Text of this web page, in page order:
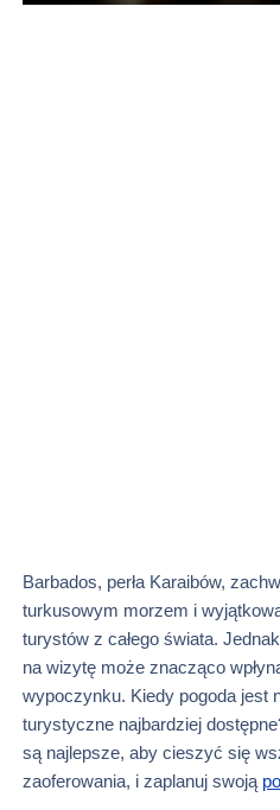
Barbados, perła Karaibów,
turkusowym morzem i
turystów z całego świata. Jednak
na wizytę może znacząco
wypoczynku. Kiedy pogoda jest
turystyczne najbardziej
są najlepsze, aby cieszyć się
zaoferowania, i zaplanuj swoją